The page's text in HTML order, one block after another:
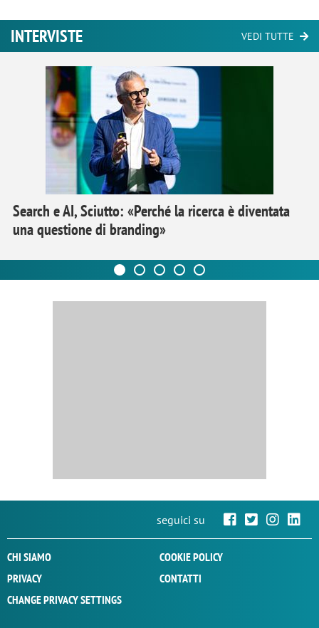
INTERVISTE VEDI TUTTE
Search e AI, Sciutto: «Perché la ricerca è diventata
una questione di branding»
seguici su
CHI SIAMO
COOKIE POLICY
PRIVACY
CONTATTI
CHANGE PRIVACY SETTINGS